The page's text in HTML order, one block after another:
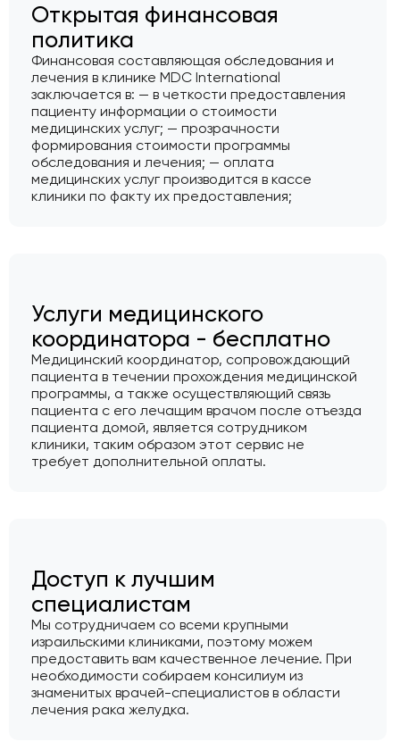
Открытая финансовая
политика
Финансовая составляющая обследования и
лечения в клинике MDC International
заключается в: — в четкости предоставления
пациенту информации о стоимости
медицинских услуг; — прозрачности
формирования стоимости программы
обследования и лечения; — оплата
медицинских услуг производится в кассе
клиники по факту их предоставления;
Услуги медицинского
координатора - бесплатно
Медицинский координатор, сопровождающий
пациента в течении прохождения медицинской
программы, а также осуществляющий связь
пациента с его лечащим врачом после отъезда
пациента домой, является сотрудником
клиники, таким образом этот сервис не
требует дополнительной оплаты.
Доступ к лучшим
специалистам
Мы сотрудничаем со всеми крупными
израильскими клиниками, поэтому можем
предоставить вам качественное лечение. При
необходимости собираем консилиум из
знаменитых врачей-специалистов в области
лечения рака желудка.